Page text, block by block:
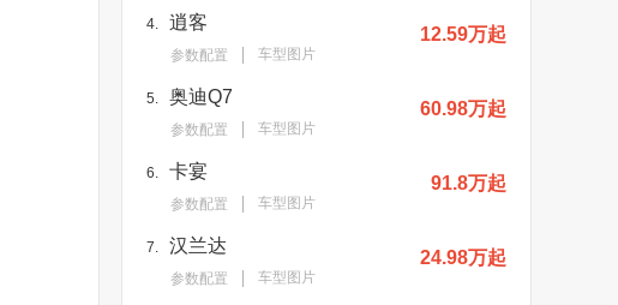
4. 逍客
参数配置 车型图片
12.59万起
5. 奥迪Q7
参数配置 车型图片
60.98万起
6. 卡宴
参数配置 车型图片
91.8万起
7. 汉兰达
参数配置 车型图片
24.98万起